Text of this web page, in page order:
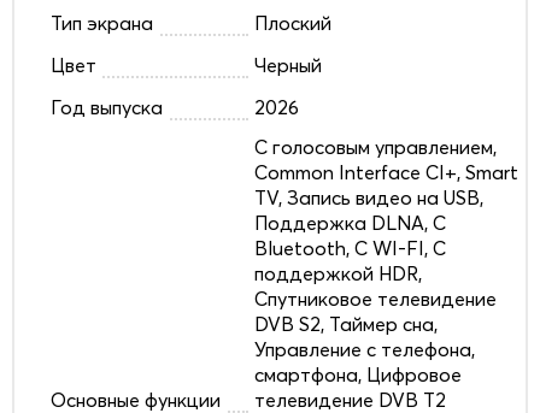
Тип экрана
Плоский
Цвет
Черный
Год выпуска
2026
Основные функции
C голосовым управлением,
Common Interface CI+, Smart
TV, Запись видео на USB,
Поддержка DLNA, С
Bluetooth, С WI-FI, С
поддержкой HDR,
Спутниковое телевидение
DVB S2, Таймер сна,
Управление с телефона,
смартфона, Цифровое
телевидение DVB T2